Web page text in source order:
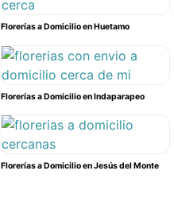
Florerías a Domicilio en Huetamo
Florerías a Domicilio en Indaparapeo
Florerías a Domicilio en Jesús del Monte